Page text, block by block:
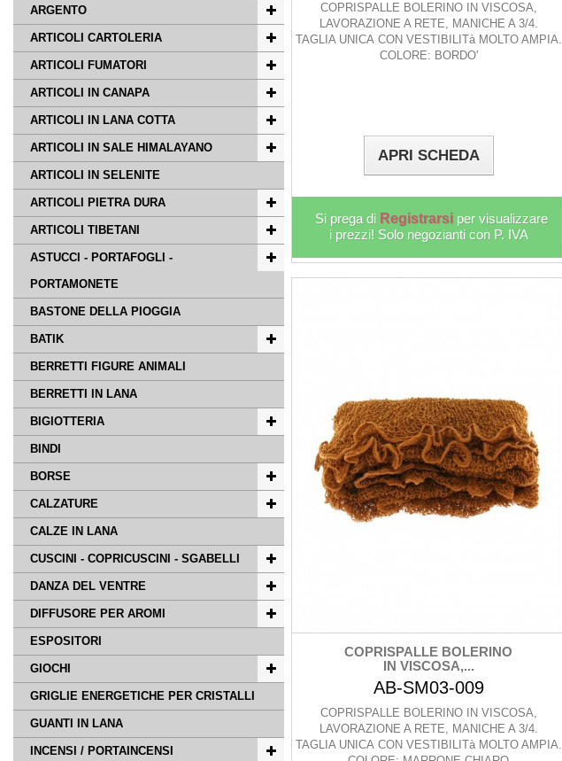
ARGENTO
ARTICOLI CARTOLERIA
ARTICOLI FUMATORI
ARTICOLI IN CANAPA
ARTICOLI IN LANA COTTA
ARTICOLI IN SALE HIMALAYANO
ARTICOLI IN SELENITE
ARTICOLI PIETRA DURA
ARTICOLI TIBETANI
ASTUCCI - PORTAFOGLI -
PORTAMONETE
BASTONE DELLA PIOGGIA
BATIK
BERRETTI FIGURE ANIMALI
BERRETTI IN LANA
BIGIOTTERIA
BINDI
BORSE
CALZATURE
CALZE IN LANA
CUSCINI - COPRICUSCINI - SGABELLI
DANZA DEL VENTRE
DIFFUSORE PER AROMI
ESPOSITORI
GIOCHI
GRIGLIE ENERGETICHE PER CRISTALLI
GUANTI IN LANA
INCENSI / PORTAINCENSI
COPRISPALLE BOLERINO IN VISCOSA,
LAVORAZIONE A RETE, MANICHE A 3/4.
TAGLIA UNICA CON VESTIBILITà MOLTO AMPIA.
COLORE: BORDO'
APRI SCHEDA
Si prega di Registrarsi per visualizzare
i prezzi! Solo negozianti con P. IVA
COPRISPALLE BOLERINO
IN VISCOSA,...
AB-SM03-009
COPRISPALLE BOLERINO IN VISCOSA,
LAVORAZIONE A RETE, MANICHE A 3/4.
TAGLIA UNICA CON VESTIBILITà MOLTO AMPIA.